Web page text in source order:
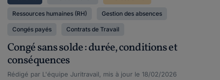
Ressources humaines (RH) Gestion des absences
Congés payés Contrats de Travail
Congé sans solde : durée, conditions et
conséquences
Rédigé par L'équipe Juritravail, mis à jour le 18/02/2026